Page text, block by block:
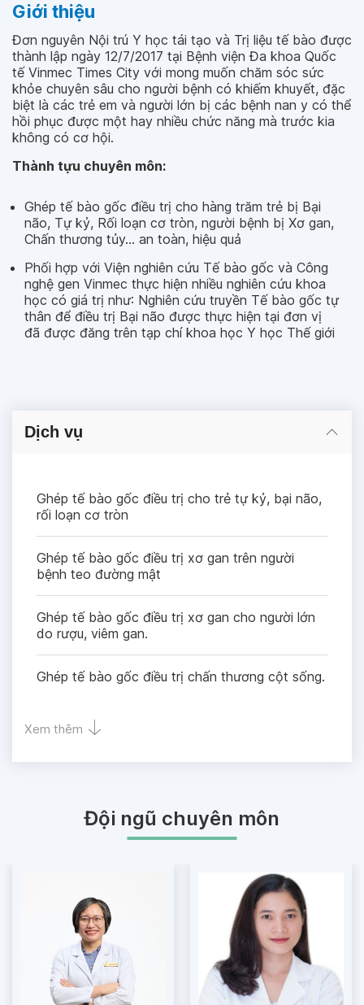
Giới thiệu
Đơn nguyên Nội trú Y học tái tạo và Trị liệu tế bào được
thành lập ngày 12/7/2017 tại Bệnh viện Đa khoa Quốc
tế Vinmec Times City với mong muốn chăm sóc sức
khỏe chuyên sâu cho người bệnh có khiếm khuyết, đặc
biệt là các trẻ em và người lớn bị các bệnh nan y có thể
hồi phục được một hay nhiều chức năng mà trước kia
không có cơ hội.
Thành tựu chuyên môn:
Ghép tế bào gốc điều trị cho hàng trăm trẻ bị Bại
não, Tự kỷ, Rối loạn cơ tròn, người bệnh bị Xơ gan,
Chấn thương tủy… an toàn, hiệu quả
Phối hợp với Viện nghiên cứu Tế bào gốc và Công
nghệ gen Vinmec thực hiện nhiều nghiên cứu khoa
học có giá trị như: Nghiên cứu truyền Tế bào gốc tự
thân để điều trị Bại não được thực hiện tại đơn vị
đã được đăng trên tạp chí khoa học Y học Thế giới
Dịch vụ
Ghép tế bào gốc điều trị cho trẻ tự kỷ, bại não,
rối loạn cơ tròn
Ghép tế bào gốc điều trị xơ gan trên người
bệnh teo đường mật
Ghép tế bào gốc điều trị xơ gan cho người lớn
do rượu, viêm gan.
Ghép tế bào gốc điều trị chấn thương cột sống.
Xem thêm
Đội ngũ chuyên môn